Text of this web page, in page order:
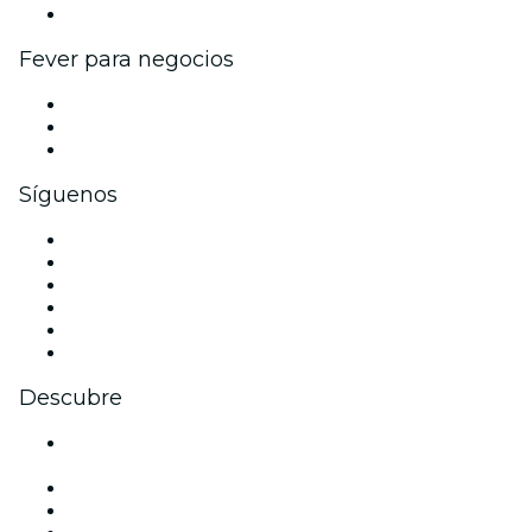
Fever para negocios
Síguenos
Descubre